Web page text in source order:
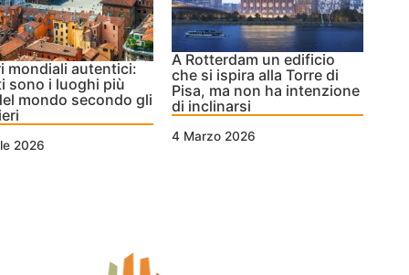
mondiali autentici:
sono i luoghi più
mondo secondo gli
2026
A Rotterdam un edificio
che si ispira alla Torre di
Pisa, ma non ha intenzione
di inclinarsi
4 Marzo 2026